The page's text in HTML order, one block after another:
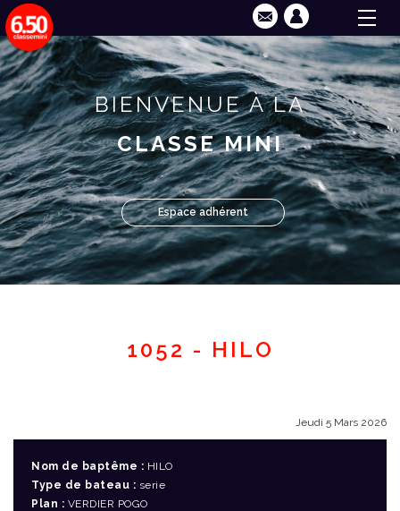
BIENVENUE À LA
CLASSE MINI
Espace adhérent
1052 - HILO
Jeudi 5 Mars 2026
Nom de baptême : HILO
Type de bateau : serie
Plan : VERDIER POGO